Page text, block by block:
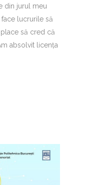
din jurul meu
lucrurile să
să cred că
absolvit licența